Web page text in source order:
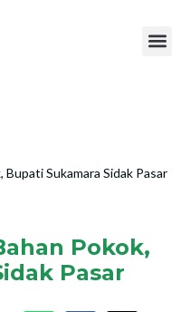
Sukamara Sidak Pasar
Pokok,
Pasar